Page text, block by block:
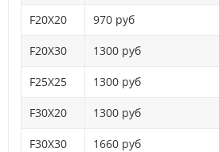
F20X20 970 руб
F20X30 1300 руб
F25X25 1300 руб
F30X20 1300 руб
F30X30 1660 руб